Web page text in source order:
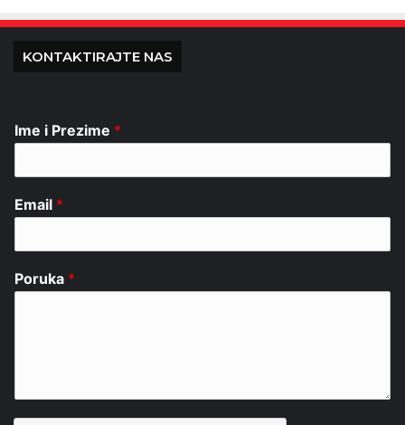
KONTAKTIRAJTE NAS
Ime i Prezime *
Email *
Poruka *